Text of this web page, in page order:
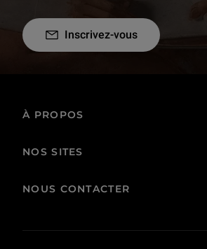
Inscrivez-vous
À PROPOS
L'établissement public
NOS SITES
Billetterie
NOUS CONTACTER